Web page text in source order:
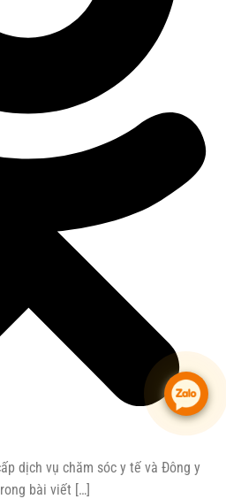
dịch vụ chăm sóc y tế và Đông y
bài viết […]
.